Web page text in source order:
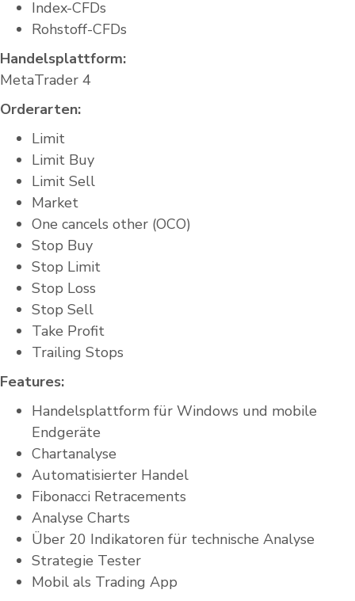
Index-CFDs
Rohstoff-CFDs
Handelsplattform:
MetaTrader 4
Orderarten:
Limit
Limit Buy
Limit Sell
Market
One cancels other (OCO)
Stop Buy
Stop Limit
Stop Loss
Stop Sell
Take Profit
Trailing Stops
Features:
Handelsplattform für Windows und mobile
Endgeräte
Chartanalyse
Automatisierter Handel
Fibonacci Retracements
Analyse Charts
Über 20 Indikatoren für technische Analyse
Strategie Tester
Mobil als Trading App